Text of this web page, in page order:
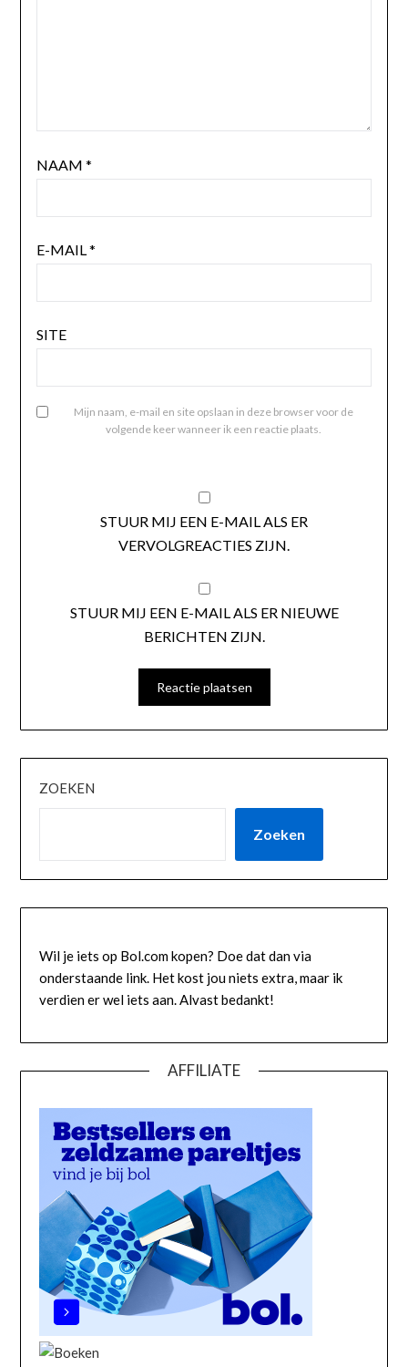
NAAM *
E-MAIL*
SITE
Mijn naam, e-mail en site opslaan in deze browser voor de
volgende keer wanneer ik een reactie plaats.
STUUR MIJ EEN E-MAIL ALS ER
VERVOLGREACTIES ZIJN.
STUUR MIJ EEN E-MAIL ALS ER NIEUWE
BERICHTEN ZIJN.
ZOEKEN
Zoeken
Wil je iets op Bol.com kopen? Doe dat dan via
onderstaande link. Het kost jou niets extra, maar ik
verdien er wel iets aan. Alvast bedankt!
AFFILIATE